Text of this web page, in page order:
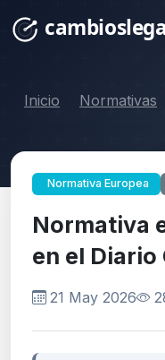
Inicio Normativas
Normativa Europea
Normativa
en el Diario
21 May 2026